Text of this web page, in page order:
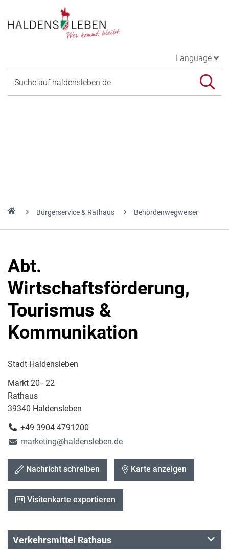
Language
Bürgerservice & Rathaus Behördenwegweiser
Abt.
Wirtschaftsförderung,
Tourismus &
Kommunikation
Stadt Haldensleben
Markt 20–22
Rathaus
39340 Haldensleben
+49 3904 4791200
marketing@haldensleben.de
Nachricht schreiben Karte anzeigen
Visitenkarte exportieren
Verkehrsmittel Rathaus